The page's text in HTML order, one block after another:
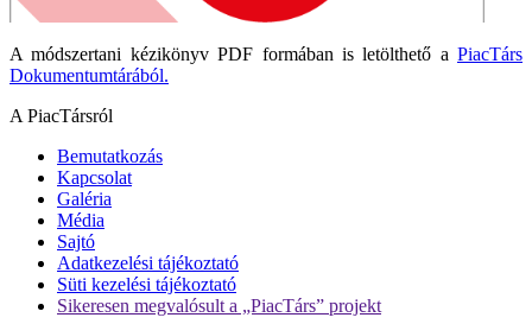
A módszertani kézikönyv PDF formában is letölthető a PiacTárs
Dokumentumtárából.
A PiacTársról
Bemutatkozás
Kapcsolat
Galéria
Média
Sajtó
Adatkezelési tájékoztató
Süti kezelési tájékoztató
Sikeresen megvalósult a „PiacTárs” projekt